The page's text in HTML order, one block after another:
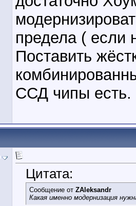
предела ( если
Поставить
ССД чипы есть.
Цитата:
Сообщение от ZAleksandr
Какая именно модернизация